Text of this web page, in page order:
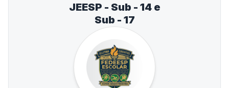
JEESP - Sub - 14 e
Sub - 17